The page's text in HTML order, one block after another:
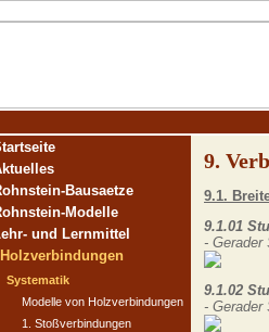
Bausaetze
Modelle
und Lernmittel
Holzverbindungen
Systematik
Modelle von Holzverbindungen
1. Stoßverbindungen
9.
9.1.
9.1.01
- Gerader
9.1.02
- Gerader